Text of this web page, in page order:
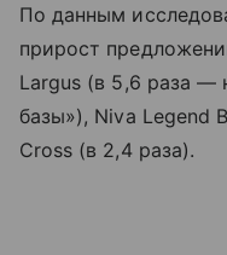
По данным
прирост
Largus (в 5,6 раза —
базы»), Niva Legend
Cross (в 2,4 раза).